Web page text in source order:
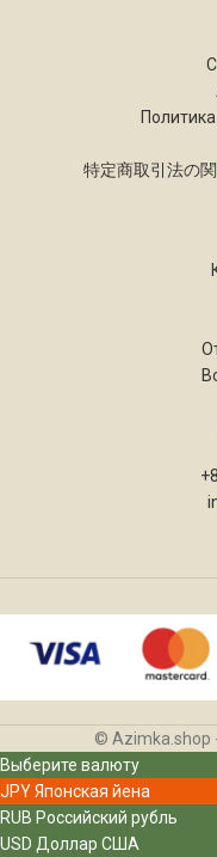
特定商取引法の
© Azimka.shop
Выберите валюту
JPYЯпонская йена
RUB Российский рубль
USD Доллар США